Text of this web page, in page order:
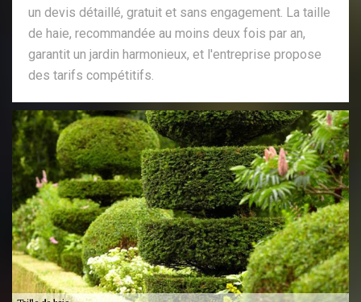
un devis détaillé, gratuit et sans engagement. La taille
de haie, recommandée au moins deux fois par an,
garantit un jardin harmonieux, et l'entreprise propose
des tarifs compétitifs.